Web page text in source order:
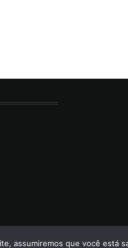
assumiremos que você está